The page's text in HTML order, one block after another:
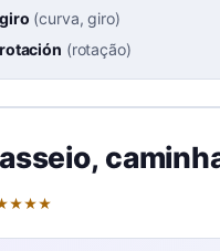
giro (curva, giro)
rotación (rotação)
,
★★★